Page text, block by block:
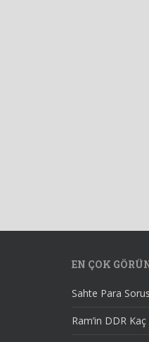
EN ÇOK
Sahte Para
Ram’in DDR Kaç